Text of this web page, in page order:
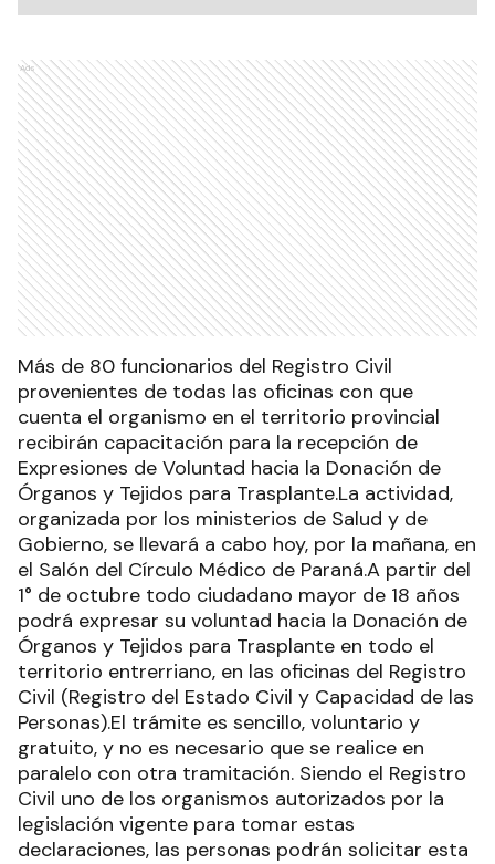
Ads
Más de 80 funcionarios del Registro Civil
provenientes de todas las oficinas con que
cuenta el organismo en el territorio provincial
recibirán capacitación para la recepción de
Expresiones de Voluntad hacia la Donación de
Órganos y Tejidos para Trasplante.La actividad,
organizada por los ministerios de Salud y de
Gobierno, se llevará a cabo hoy, por la mañana, en
el Salón del Círculo Médico de Paraná.A partir del
1° de octubre todo ciudadano mayor de 18 años
podrá expresar su voluntad hacia la Donación de
Órganos y Tejidos para Trasplante en todo el
territorio entrerriano, en las oficinas del Registro
Civil (Registro del Estado Civil y Capacidad de las
Personas).El trámite es sencillo, voluntario y
gratuito, y no es necesario que se realice en
paralelo con otra tramitación. Siendo el Registro
Civil uno de los organismos autorizados por la
legislación vigente para tomar estas
declaraciones, las personas podrán solicitar esta